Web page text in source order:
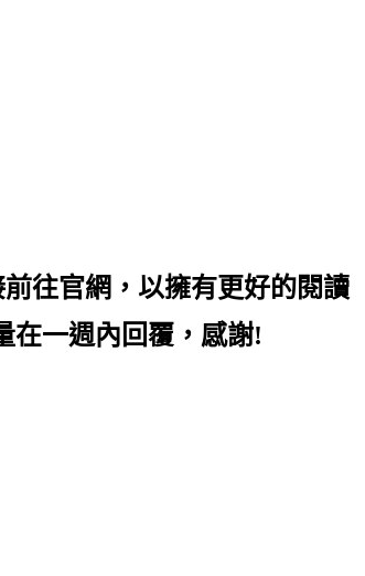
往官網，以擁有更好的閱讀
在一週內回覆，感謝!